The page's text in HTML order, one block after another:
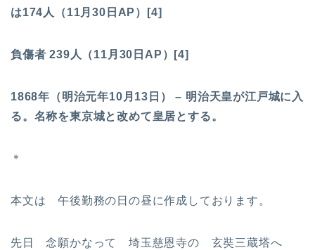
は174人（11月30日AP）[4]
負傷者 239人（11月30日AP）[4]
1868年（明治元年10月13日） – 明治天皇が江戸城に入
る。名称を東京城と改めて皇居とする。
＊
本文は 午後勤務の日の昼に作成しております。
先日 念願かなって 埼玉慈恩寺の 玄奘三蔵塔へ